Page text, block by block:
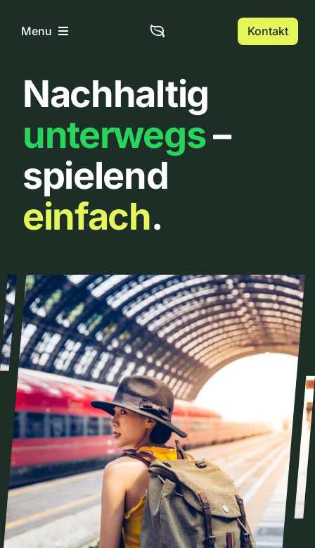
InhaltMenu
Home
Über uns
Urbanlist
Kontakt
Nachhaltig
unterwegs–
spielend
einfach.